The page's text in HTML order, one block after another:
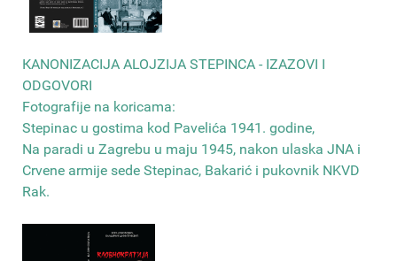
КANONIZACIJA ALOJZIJA STEPINCA - IZAZOVI I
ODGOVORI
Fotografije na koricama:
Stepinac u gostima kod Pavelića 1941. godine,
Na paradi u Zagrebu u maju 1945, nakon ulaska JNA i
Crvene armije sede Stepinac, Bakarić i pukovnik NKVD
Rak.